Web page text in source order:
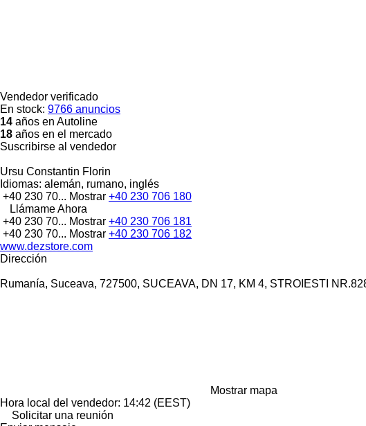
Vendedor verificado
En stock: 9766 anuncios
14 años en Autoline
18 años en el mercado
Suscribirse al vendedor
Ursu Constantin Florin
Idiomas: alemán, rumano, inglés
+40 230 70... Mostrar +40 230 706 180
Llámame Ahora
+40 230 70... Mostrar +40 230 706 181
+40 230 70... Mostrar +40 230 706 182
www.dezstore.com
Dirección
Rumanía, Suceava, 727500, SUCEAVA, DN 17, KM 4, STROIESTI
Mostrar mapa
Hora local del vendedor: 14:42 (EEST)
Solicitar una reunión